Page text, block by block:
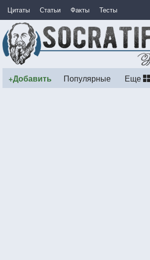
Цитаты Статьи Факты Тесты
+Добавить Популярные Еще